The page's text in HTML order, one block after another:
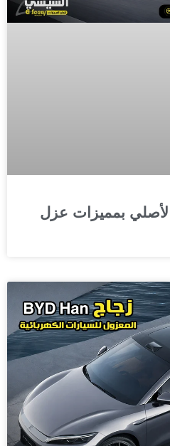
زجاج سي ليون 06 الأصلي بمميزات عزل